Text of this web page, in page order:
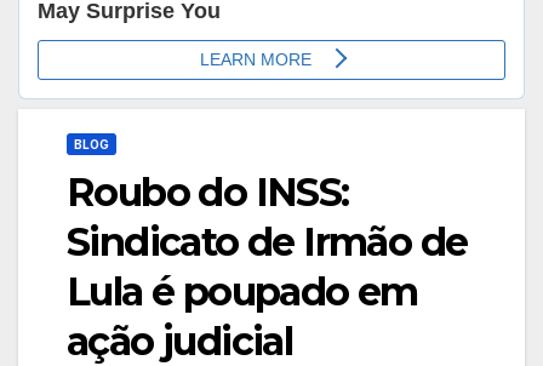
BLOG
Roubo do INSS:
Sindicato de Irmão de
Lula é poupado em
ação judicial